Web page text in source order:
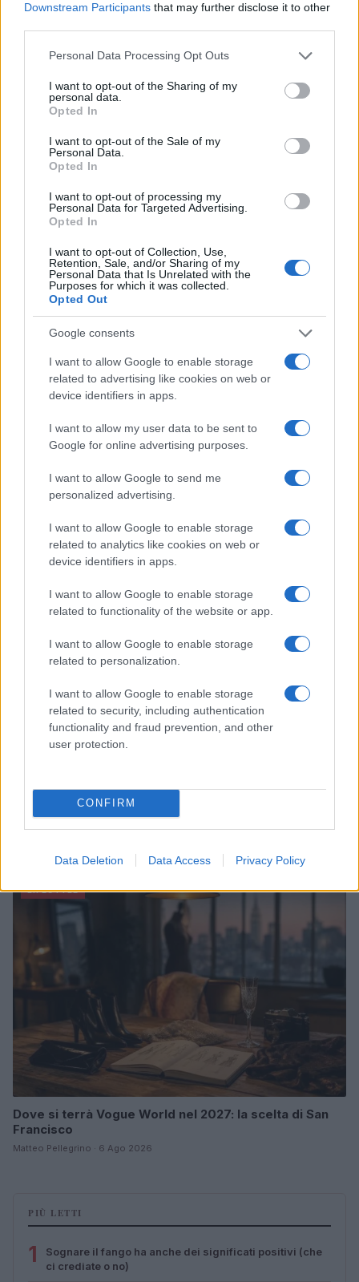
Downstream Participants that may further disclose it to other
Please note that this website/app uses one or more Google
not limited to your visit or usage behaviour. You may click to
grant or deny consent to Google and its third-party tags to
use your data for below specified purposes in below Google
consent section.
Personal Data Processing Opt Outs
I want to opt-out of the Sharing of my
personal data.
Opted In
I want to opt-out of the Sale of my
Personal Data.
Opted In
I want to opt-out of processing my
Personal Data for Targeted Advertising.
Opted In
I want to opt-out of Collection, Use,
Retention, Sale, and/or Sharing of my
Personal Data that Is Unrelated with the
Purposes for which it was collected.
Opted Out
Google consents
I want to allow Google to enable storage
related to advertising like cookies on web or
device identifiers in apps.
I want to allow my user data to be sent to
Google for online advertising purposes.
I want to allow Google to send me
personalized advertising.
I want to allow Google to enable storage
related to analytics like cookies on web or
device identifiers in apps.
I want to allow Google to enable storage
related to functionality of the website or app.
I want to allow Google to enable storage
related to personalization.
I want to allow Google to enable storage
related to security, including authentication
functionality and fraud prevention, and other
user protection.
CONFIRM
Data Deletion Data Access Privacy Policy
Continua a leggere
LIFESTYLE
Look da ufficio estate 2026: consigli per un
abbigliamento fresco e professionale
Cristian Castiglioni · 7 Ago 2026
LIFESTYLE
Magna Pars Milano: un’esperienza olfattiva unica in un
Matteo Pellegrino · 7 Ago 2026
LIFESTYLE
Dove si terrà Vogue World nel 2027: la scelta di San
Francisco
Matteo Pellegrino · 6 Ago 2026
PIÙ LETTI
1
Sognare il fango ha anche dei significati positivi (che
ci crediate o no)